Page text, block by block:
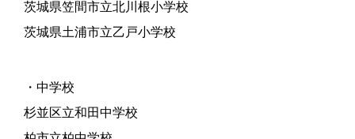
茨城県笠間市立北川根小学校
茨城県土浦市立乙戸小学校
・中学校
杉並区立和田中学校